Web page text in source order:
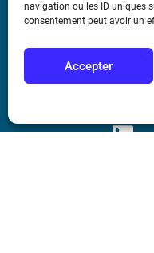
navigation ou les ID uniques
consentement peut avoir un
Accepter